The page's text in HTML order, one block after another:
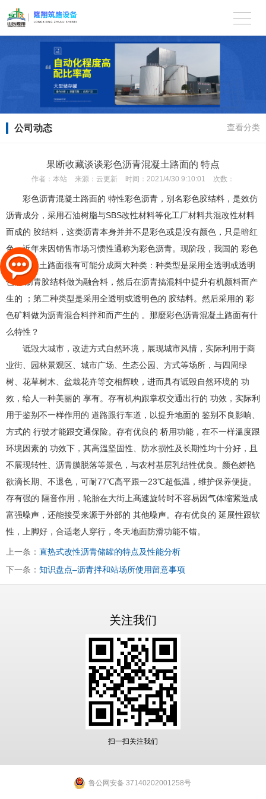
公司动态 查看分类
果断收藏谈谈彩色沥青混凝土路面的 特点
作者： 本站 来源： 云更新 时间： 2021/4/30 9:10:01 次数：
彩色沥青混凝土路面的 特性彩色沥青，别名彩色胶结料，是效仿
沥青成分，采用石油树脂与SBS改性材料等化工厂材料共混改性材料
而成的 胶结料，这类沥青本身并并不是彩色或是没有颜色，只是暗红
色，近年来因销售市场习惯性通称为彩色沥青。现阶段，我国的 彩色
沥青混凝土路面很有可能分成两大种类：种类型是采用全透明或透明
色的 沥青胶结料做为融合料，然后在沥青搞混料中提升有机颜料而产
生的 ；第二种类型是采用全透明或透明色的 胶结料。然后采用的 彩
色矿料做为沥青混合料拌和而产生的 。那麼彩色沥青混凝土路面有什
么特性？
诋毁大城市，改进方式自然环境，展现城市风情，实际利用于商
业街、园林景观区、城市广场、生态公园、方式等场所，与四周绿
树、花草树木、盆栽花卉等交相辉映，进而具有诋毁自然环境的 功
效，给人一种美丽的 享有。存有机构跟掌权交通出行的 功效，实际利
用于鉴别不一样作用的 道路跟行车道，以提升地面的 鉴别不良影响、
方式的 行驶才能跟交通保险。存有优良的 桥用功能，在不一样溫度跟
环境因素的 功效下，其高溫坚固性、防水损性及长期性均十分好，且
不展现转性、沥青膜脱落等景色，与农村基层乳结性优良。颜色娇艳
欲滴长期、不退色，可耐77℃高平跟一23℃超低温，维护保养便捷。
存有强的 隔音作用，轮胎在大街上髙速旋转时不容易因气体缩紧造成
富强噪声，还能接受来源于外部的 其他噪声。存有优良的 延展性跟软
性，上脚好，合适老人穿行，冬天地面防滑功能不错。
上一条： 直热式改性沥青储罐的特点及性能分析
下一条： 知识盘点–沥青拌和站场所使用留意事项
关注我们
扫一扫关注我们
鲁公网安备 37140202001258号